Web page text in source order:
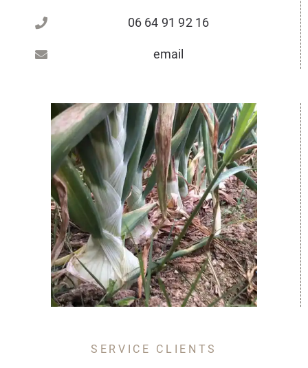
06 64 91 92 16
email
SERVICE CLIENTS